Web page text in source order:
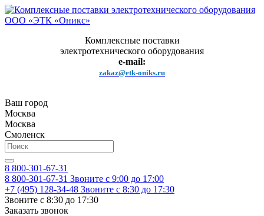
Комплексные поставки
электротехнического оборудования
e-mail:
zakaz@etk-oniks.ru
Ваш город
Москва
Москва
Смоленск
8 800-301-67-31
8 800-301-67-31 Звоните с 9:00 до 17:00
+7 (495) 128-34-48 Звоните с 8:30 до 17:30
Звоните с 8:30 до 17:30
Заказать звонок